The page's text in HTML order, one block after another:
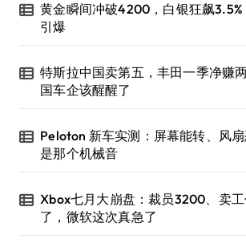
黄金瞬间冲破4200，白银狂飙
引爆
特斯拉中国卖第五，丰田一季净赚
国车企该醒醒了
Peloton 新车实测：屏幕能转、风
是那个机械音
Xbox七月大崩盘：裁员3200、卖
了，微软这次真急了